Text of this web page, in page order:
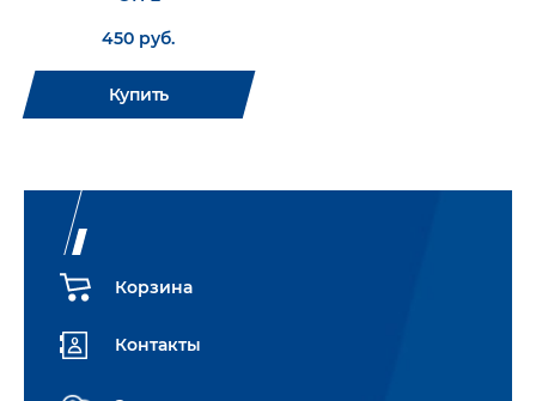
450 руб.
Купить
Корзина
Контакты